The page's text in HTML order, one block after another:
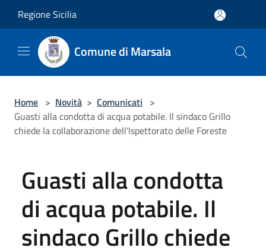
Regione Sicilia
Comune di Marsala
Home > Novità > Comunicati >
Guasti alla condotta di acqua potabile. Il sindaco Grillo
chiede la collaborazione dell'Ispettorato delle Foreste
Guasti alla condotta
di acqua potabile. Il
sindaco Grillo chiede